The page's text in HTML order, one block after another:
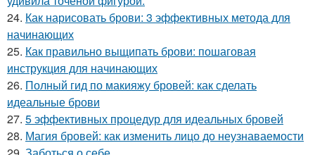
24. Как нарисовать брови: 3 эффективных метода для
начинающих
25. Как правильно выщипать брови: пошаговая
инструкция для начинающих
26. Полный гид по макияжу бровей: как сделать
идеальные брови
27. 5 эффективных процедур для идеальных бровей
28. Магия бровей: как изменить лицо до неузнаваемости